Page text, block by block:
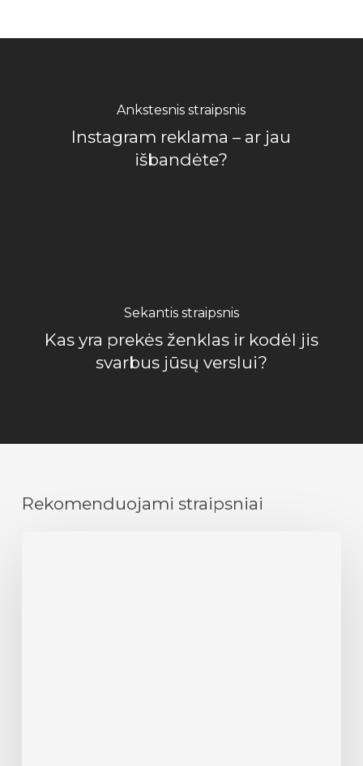
Ankstesnis straipsnis
Instagram reklama – ar jau
išbandėte?
Sekantis straipsnis
Kas yra prekės ženklas ir kodėl jis
svarbus jūsų verslui?
Rekomenduojami straipsniai